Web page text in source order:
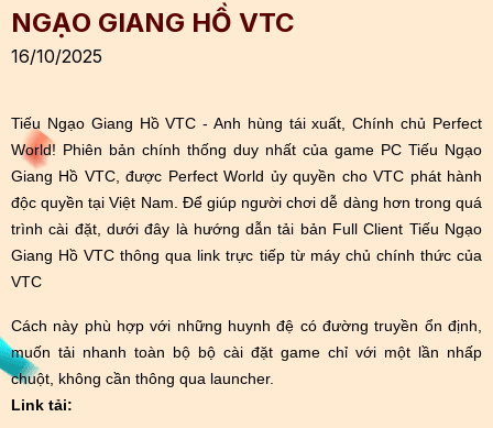
NGẠO GIANG HỒ VTC
16/10/2025
Tiếu Ngạo Giang Hồ VTC - Anh hùng tái xuất, Chính chủ Perfect
World! Phiên bản chính thống duy nhất của game PC Tiếu Ngạo
Giang Hồ VTC, được Perfect World ủy quyền cho VTC phát hành
độc quyền tại Việt Nam. Để giúp người chơi dễ dàng hơn trong quá
trình cài đặt, dưới đây là hướng dẫn tải bản Full Client Tiếu Ngạo
Giang Hồ VTC thông qua link trực tiếp từ máy chủ chính thức của
VTC
Cách này phù hợp với những huynh đệ có đường truyền ổn định,
muốn tải nhanh toàn bộ bộ cài đặt game chỉ với một lần nhấp
chuột, không cần thông qua launcher.
Link tải: